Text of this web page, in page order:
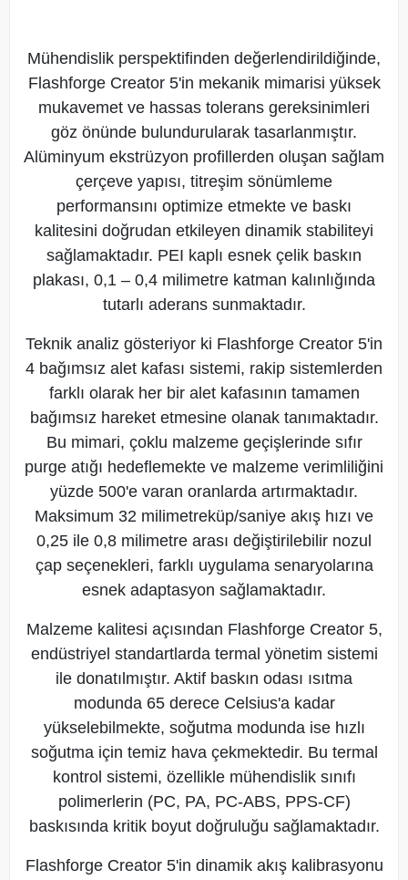
Mühendislik perspektifinden değerlendirildiğinde,
Flashforge Creator 5'in mekanik mimarisi yüksek
mukavemet ve hassas tolerans gereksinimleri
göz önünde bulundurularak tasarlanmıştır.
Alüminyum ekstrüzyon profillerden oluşan sağlam
çerçeve yapısı, titreşim sönümleme
performansını optimize etmekte ve baskı
kalitesini doğrudan etkileyen dinamik stabiliteyi
sağlamaktadır. PEI kaplı esnek çelik baskın
plakası, 0,1 – 0,4 milimetre katman kalınlığında
tutarlı aderans sunmaktadır.
Teknik analiz gösteriyor ki Flashforge Creator 5'in
4 bağımsız alet kafası sistemi, rakip sistemlerden
farklı olarak her bir alet kafasının tamamen
bağımsız hareket etmesine olanak tanımaktadır.
Bu mimari, çoklu malzeme geçişlerinde sıfır
purge atığı hedeflemekte ve malzeme verimliliğini
yüzde 500'e varan oranlarda artırmaktadır.
Maksimum 32 milimetreküp/saniye akış hızı ve
0,25 ile 0,8 milimetre arası değiştirilebilir nozul
çap seçenekleri, farklı uygulama senaryolarına
esnek adaptasyon sağlamaktadır.
Malzeme kalitesi açısından Flashforge Creator 5,
endüstriyel standartlarda termal yönetim sistemi
ile donatılmıştır. Aktif baskın odası ısıtma
modunda 65 derece Celsius'a kadar
yükselebilmekte, soğutma modunda ise hızlı
soğutma için temiz hava çekmektedir. Bu termal
kontrol sistemi, özellikle mühendislik sınıfı
polimerlerin (PC, PA, PC-ABS, PPS-CF)
baskısında kritik boyut doğruluğu sağlamaktadır.
Flashforge Creator 5'in dinamik akış kalibrasyonu